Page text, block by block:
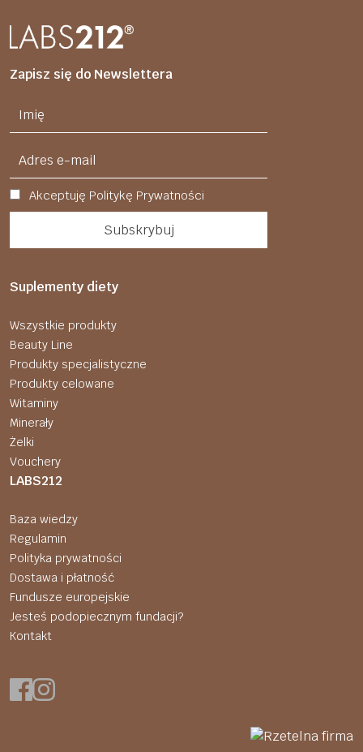
(szczególnie gleby), spowodowane
między innymi nieprawidłowym
Zapisz się do Newslettera
Akceptuję Politykę Prywatności
Suplementy diety
Wszystkie produkty
Beauty Line
Produkty specjalistyczne
Produkty celowane
Witaminy
Minerały
Żelki
Vouchery
LABS212
Baza wiedzy
Regulamin
Polityka prywatności
Dostawa i płatność
Fundusze europejskie
Jesteś podopiecznym fundacji?
Kontakt